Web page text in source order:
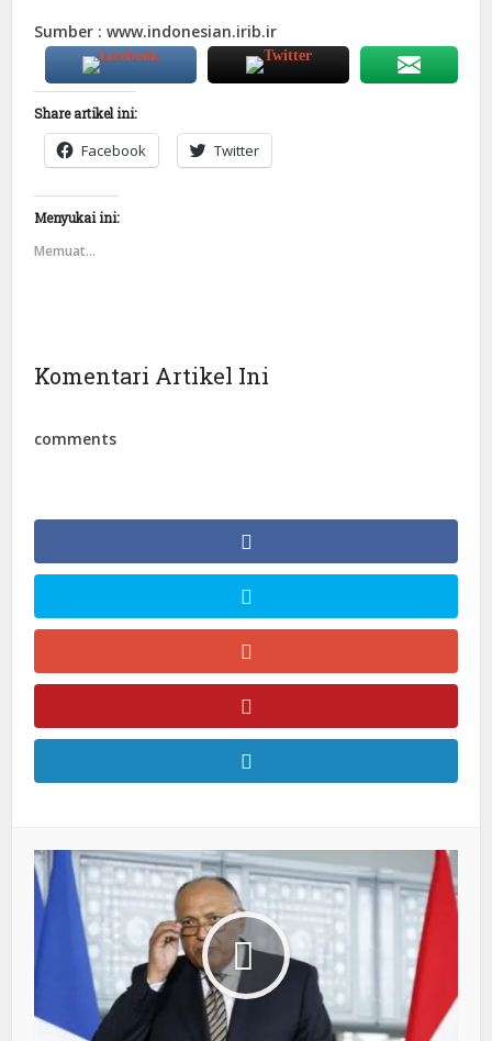
Sumber : www.indonesian.irib.ir
Share artikel ini:
Facebook Twitter
Menyukai ini:
Memuat...
Komentari Artikel Ini
comments